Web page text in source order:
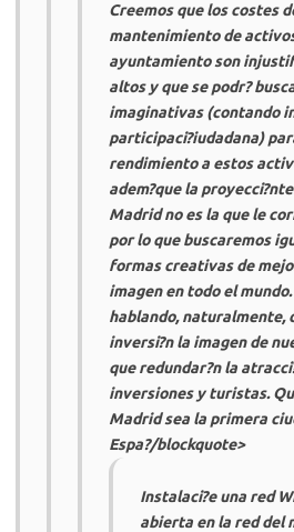
Creemos que los costes
mantenimiento de
ayuntamiento son
altos y que se podr?
imaginativas (contando
participaci?iudadana)
rendimiento a estos
adem?que la
Madrid no es la que le
por lo que buscaremos
formas creativas de
imagen en todo el
hablando, naturalmente,
inversi?n la imagen de
que redundar?n la
inversiones y turistas.
Madrid sea la primera
Espa?/blockquote>
Instalaci?e una red
abierta en la red del